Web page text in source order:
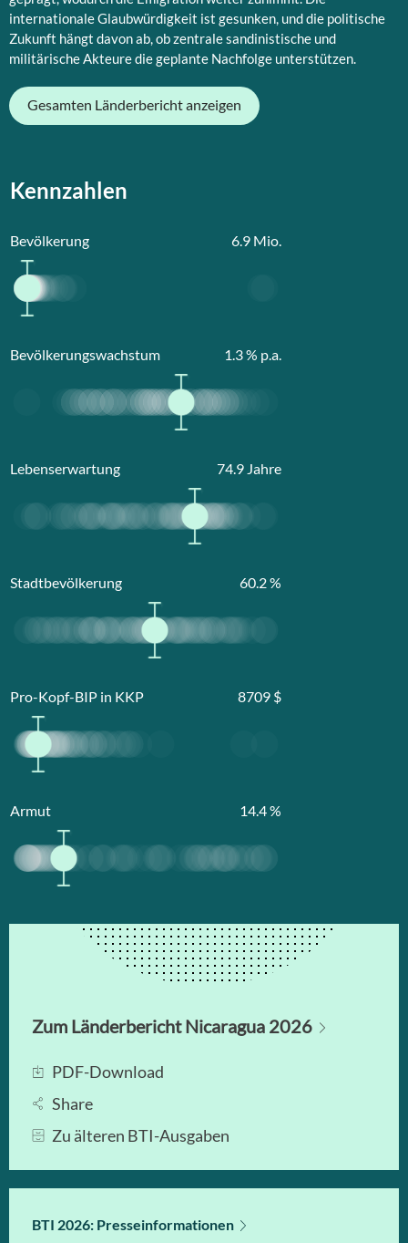
internationale Glaubwürdigkeit ist gesunken, und die politische
Zukunft hängt davon ab, ob zentrale sandinistische und
militärische Akteure die geplante Nachfolge unterstützen.
Gesamten Länderbericht anzeigen
Kennzahlen
Bevölkerung 6.9 Mio.
Bevölkerungswachstum 1.3% p.a.
Lebenserwartung 74.9 Jahre
Stadtbevölkerung 60.2%
Pro-Kopf-BIP in KKP 8709 $
Armut 14.4%
Zum Länderbericht Nicaragua 2026
PDF-Download
Share
Zu älteren BTI-Ausgaben
BTI 2026: Presseinformationen